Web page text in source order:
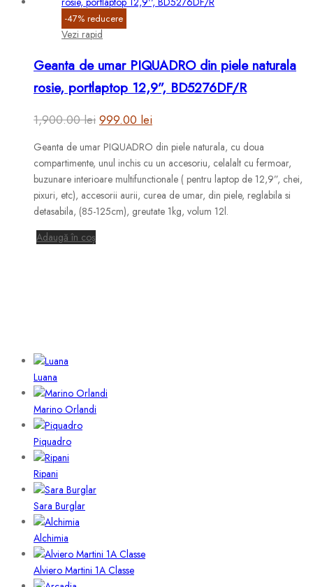
fi
alese
produsului.
-47% reducere
Vezi rapid
Geanta de umar PIQUADRO din piele naturala
rosie, portlaptop 12,9”, BD5276DF/R
1,900.00lei Prețul
a
fost:
1,900.00 lei.
999.00 lei
curent
este:
999.00 lei.
Geanta de umar PIQUADRO din piele naturala, cu doua
compartimente, unul inchis cu un accesoriu, celalalt cu fermoar,
buzunare interioare multifunctionale ( pentru laptop de 12,9”, chei,
pixuri, etc), accesorii aurii, curea de umar, din piele, reglabila si
detasabila, (85-125cm), greutate 1kg, volum 12l.
Adaugă în coș
Luana
Marino Orlandi
Piquadro
Ripani
Sara Burglar
Alchimia
Alviero Martini 1A Classe